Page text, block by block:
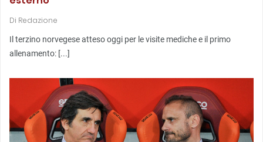
Di Redazione
Il terzino norvegese atteso oggi per le visite mediche e il primo
allenamento: [...]